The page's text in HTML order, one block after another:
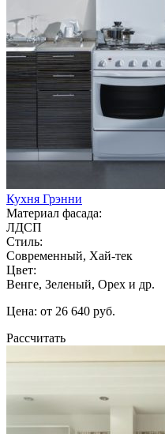
Кухня Грэнни
Материал фасада:
ЛДСП
Стиль:
Современный, Хай-тек
Цвет:
Венге, Зеленый, Орех и др.
Цена: от 26 640 руб.
Рассчитать